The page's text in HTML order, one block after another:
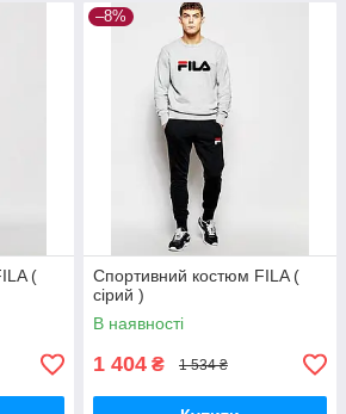
(
–8%
Спортивний костюм FILA (
сірий )
В наявності
1 404 ₴ 1 534 ₴